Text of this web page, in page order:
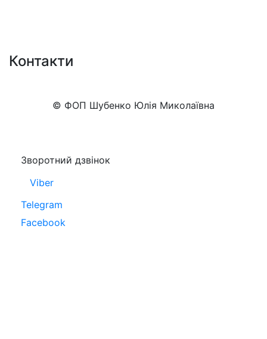
Контакти
© ФОП Шубенко Юлія Миколаївна
Зворотний дзвінок
Viber
Telegram
Facebook